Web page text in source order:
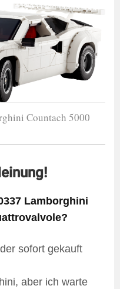
Countach 5000
Lamborghini
sofort gekauft
aber ich warte